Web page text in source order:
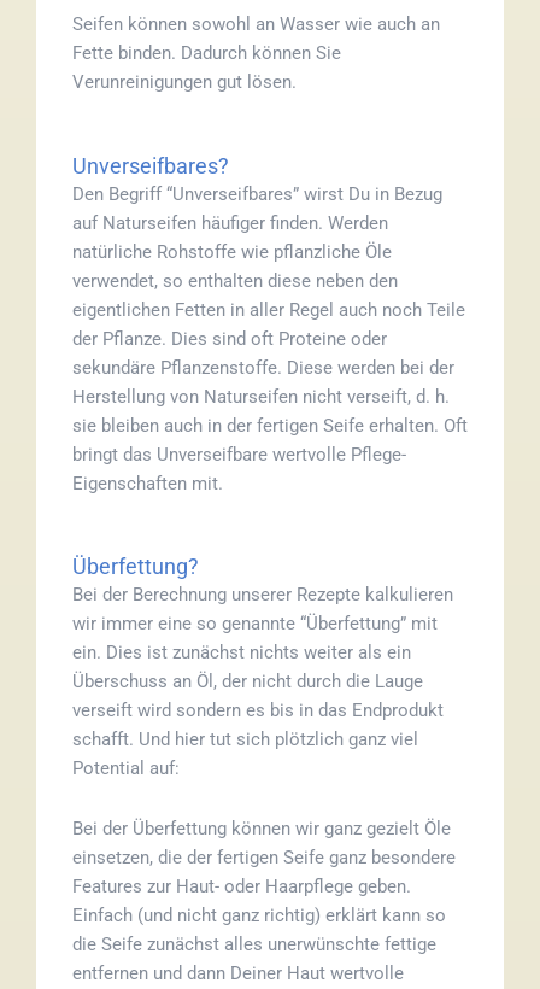
Seifen können sowohl an Wasser wie auch an
Fette binden. Dadurch können Sie
Verunreinigungen gut lösen.
Unverseifbares?
Den Begriff “Unverseifbares” wirst Du in Bezug
auf Naturseifen häufiger finden. Werden
natürliche Rohstoffe wie pflanzliche Öle
verwendet, so enthalten diese neben den
eigentlichen Fetten in aller Regel auch noch Teile
der Pflanze. Dies sind oft Proteine oder
sekundäre Pflanzenstoffe. Diese werden bei der
Herstellung von Naturseifen nicht verseift, d. h.
sie bleiben auch in der fertigen Seife erhalten. Oft
bringt das Unverseifbare wertvolle Pflege-
Eigenschaften mit.
Überfettung?
Bei der Berechnung unserer Rezepte kalkulieren
wir immer eine so genannte “Überfettung” mit
ein. Dies ist zunächst nichts weiter als ein
Überschuss an Öl, der nicht durch die Lauge
verseift wird sondern es bis in das Endprodukt
schafft. Und hier tut sich plötzlich ganz viel
Potential auf:
Bei der Überfettung können wir ganz gezielt Öle
einsetzen, die der fertigen Seife ganz besondere
Features zur Haut- oder Haarpflege geben.
Einfach (und nicht ganz richtig) erklärt kann so
die Seife zunächst alles unerwünschte fettige
entfernen und dann Deiner Haut wertvolle